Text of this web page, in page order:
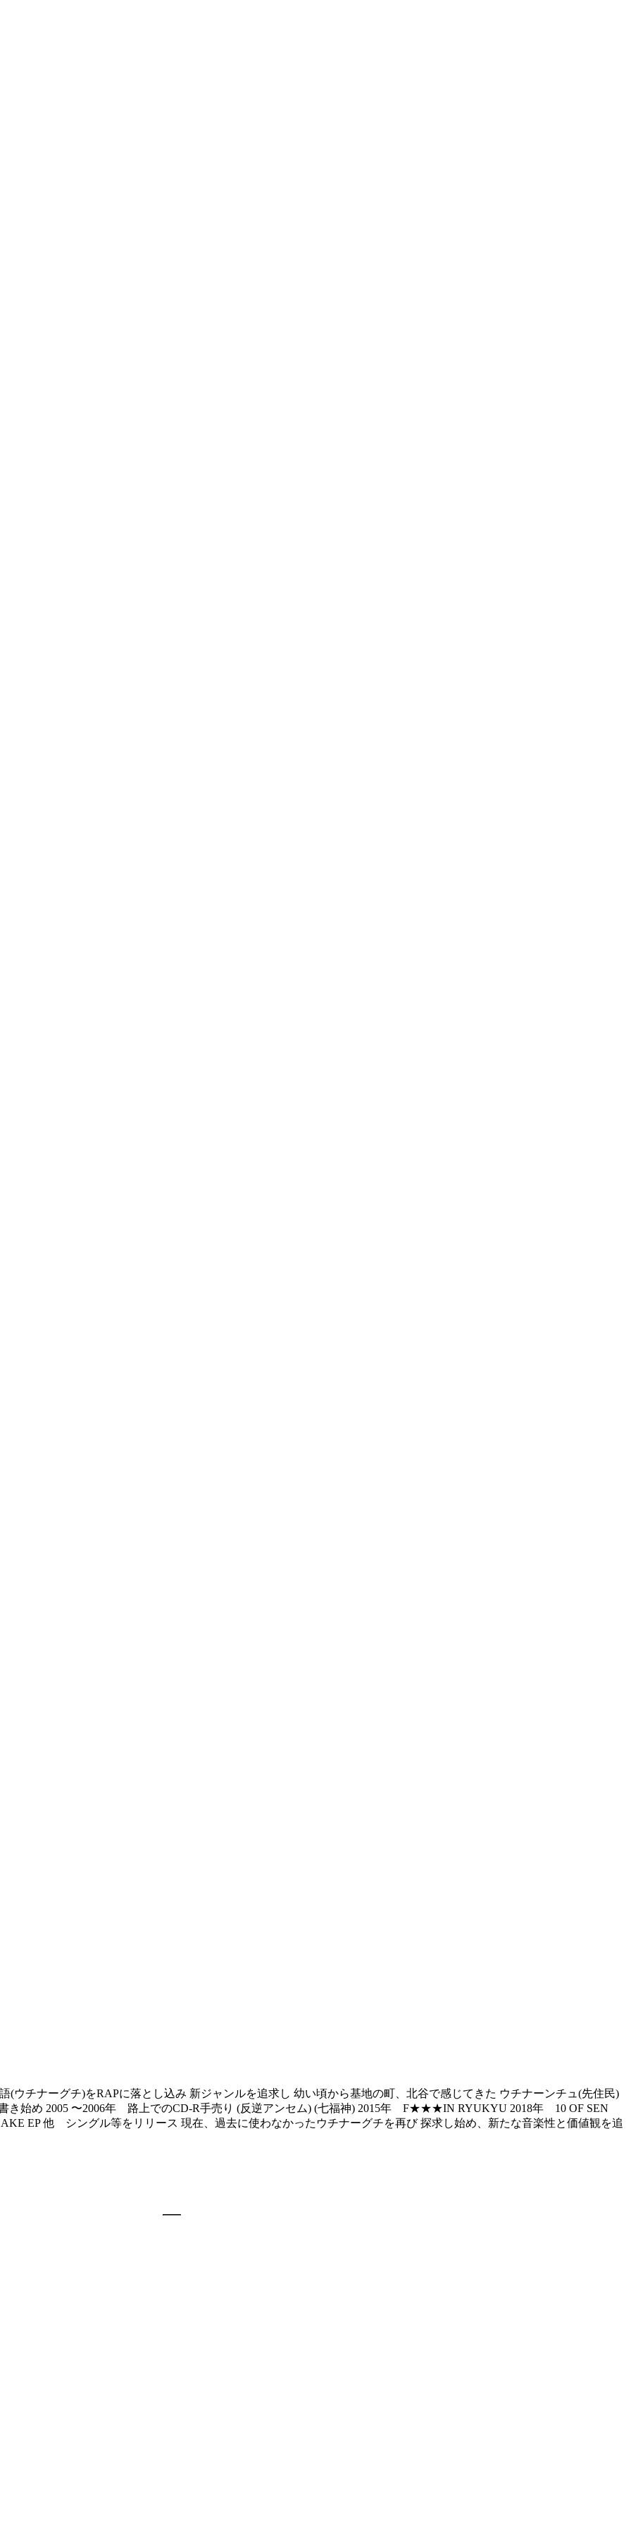
(ウチナーグチ)をRAPに落とし込み 新ジャンルを追求し 幼い頃から基地の町、北谷で感じてきた ウチナーンチュ(先住民)
き始め 2005 〜2006年 路上でのCD-R手売り (反逆アンセム) (七福神) 2015年 F★★★IN RYUKYU 2018年 10 OF SEN
EP 他 シングル等をリリース 現在、過去に使わなかったウチナーグチを再び 探求し始め、新たな音楽性と価値観を追